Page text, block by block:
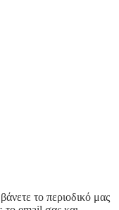
το περιοδικό μας